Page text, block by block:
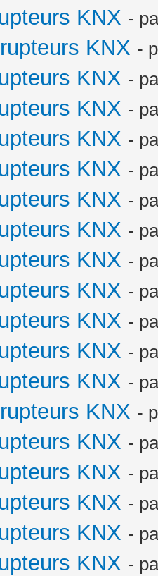
KNX -
KNX -
KNX -
KNX -
KNX -
KNX -
KNX -
KNX -
KNX -
KNX -
KNX -
KNX -
KNX -
KNX -
KNX -
KNX -
KNX -
KNX -
KNX -